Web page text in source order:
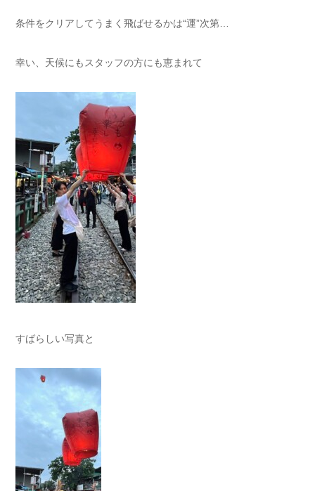
条件をクリアしてうまく飛ばせるかは“運”次第…
幸い、天候にもスタッフの方にも恵まれて
すばらしい写真と